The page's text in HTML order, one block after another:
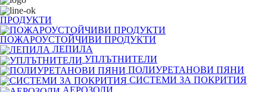
ПРОДУКТИ
ПОЖАРОУСТОЙЧИВИ ПРОДУКТИ
ЛЕПИЛА
УПЛЪТНИТЕЛИ
ПОЛИУРЕТАНОВИ ПЯНИ
СИСТЕМИ ЗА ПОКРИТИЯ